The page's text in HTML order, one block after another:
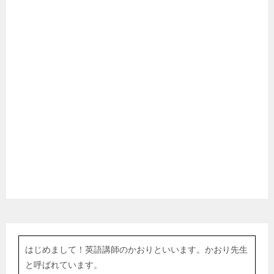
はじめまして！英語講師のかおりといいます。かおり先生
と呼ばれています。